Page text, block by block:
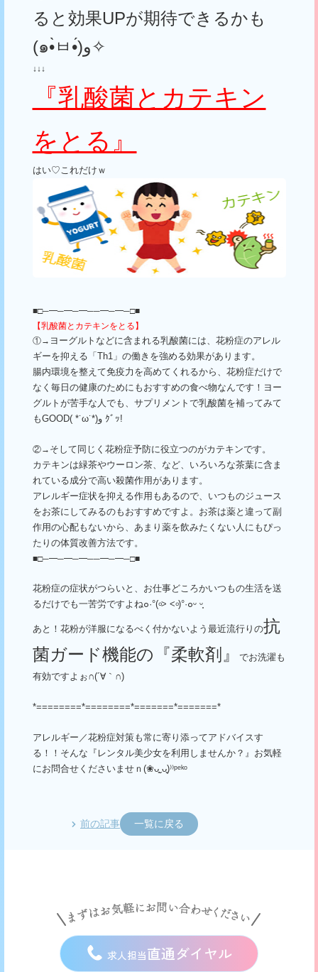
ると効果UPが期待できるかも
(๑•ㅂ•́) و✧
↓↓↓
『乳酸菌とカテキン
をとる』
はい♡これだけｗ
■□─━─━─━──━─━─□■
【乳酸菌とカテキンをとる】
①→ ヨーグルトなどに含まれる乳酸菌には、花粉症のアレル
ギーを抑える「 Th1」の働きを強める効果があります。
腸内環境を整えて免疫力を高めてくれるから、花粉症だけで
なく毎日の健康のためにもおすすめの食べ物なんです！ヨー
グルトが苦手な人でも、サプリメントで乳酸菌を補ってみて
もGOOD( *˙ω˙*) و ｸﾞｯ!
②→ そして同じく花粉症予防に役立つのがカテキンです。
カテキンは緑茶やウーロン茶、など、いろいろな茶葉に含ま
れている成分で高い殺菌作用があります。
アレルギー症状を抑える作用もあるので、いつものジュース
をお茶にしてみるのもおすすめですよ。お茶は薬と違って副
作用の心配もないから、あまり薬を飲みたくない人にもぴっ
たりの体質改善方法です。
■□─━─━─━──━─━─□■
花粉症の症状がつらいと、お仕事どころかいつもの生活を送
るだけでも一苦労ですよね๐·°(৹˃ ˂৹)°·๐ᵕ ᵕ
あと！花粉が洋服になるべく付かないよう最近流行りの抗
菌ガード機能の『柔軟剤』
でお洗濯も
有効ですよぉ∩(´∀｀∩)
*========*========*=======*=======*
アレルギー／花粉症対策も常に寄り添ってアドバイスす
る！！そんな『レンタル美少女を利用しませんか？』お気軽
にお問合せくださいませｎ (❀ᴗ͈ˬᴗ͈)⁾⁾ᵖᵉᵏᵒ
前の記事 一覧に戻る
求人担当直通ダイヤル